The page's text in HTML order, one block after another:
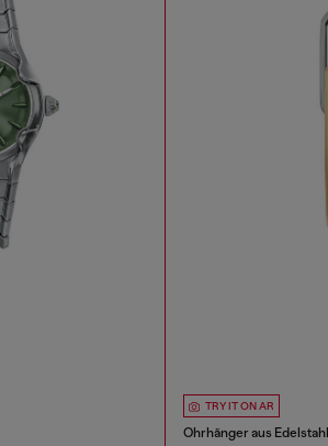
TRY IT ON AR
Ohrhänger aus Edelstahl